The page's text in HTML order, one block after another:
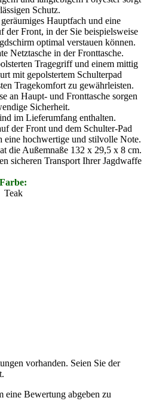
Schutz.
Hauptfach und eine
der Front, in der Sie beispielsweise
optimal verstauen können.
Netztasche in der Fronttasche.
Tragegriff und einem mittig
mit gepolstertem Schulterpad
Tragekomfort zu gewährleisten.
an Haupt- und Fronttasche sorgen
Sicherheit.
im Lieferumfang enthalten.
der Front und dem Schulter-Pad
eine hochwertige und stilvolle Note.
die Außemnaße 132 x 29,5 x 8 cm.
sicheren Transport Ihrer Jagdwaffe
Farbe:
Teak
vorhanden. Seien Sie der
eine Bewertung abgeben zu